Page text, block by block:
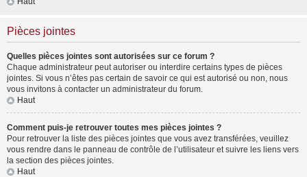
Pièces jointes
Quelles pièces jointes sont autorisées sur ce forum ?
Chaque administrateur peut autoriser ou interdire certains types de pièces
jointes. Si vous n’êtes pas certain de savoir ce qui est autorisé ou non, nous
vous invitons à contacter un administrateur du forum.
Haut
Comment puis-je retrouver toutes mes pièces jointes ?
Pour retrouver la liste des pièces jointes que vous avez transférées, veuillez
vous rendre dans le panneau de contrôle de l’utilisateur et suivre les liens vers
la section des pièces jointes.
Haut